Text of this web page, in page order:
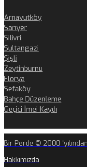
Arnavutköy
Sarıyer
Silivri
Sultangazi
Şişli
Zeytinburnu
Florya
Sefaköy
Bahçe Düzenleme
Geçici İmei Kaydı
Bir Perde © 2000
Hakkımızda